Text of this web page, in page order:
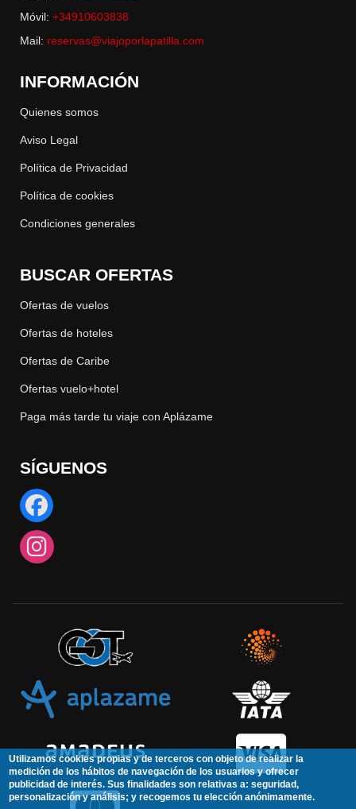
Móvil: +34910603838
Mail: reservas@viajoporlapatilla.com
INFORMACIÓN
Quienes somos
Aviso Legal
Política de Privacidad
Política de cookies
Condiciones generales
BUSCAR OFERTAS
Ofertas de vuelos
Ofertas de hoteles
Ofertas de Caribe
Ofertas vuelo+hotel
Paga más tarde tu viaje con Aplázame
SÍGUENOS
Utilizamos cookies propias y de terceros con objeto de realizar la
medición de los hábitos de navegación de los usuarios y ofrecer
publicidad de interés. Sus finalidades son relativas a: seguridad,
personalización y análisis; y recogemos tu elección anónimamente.